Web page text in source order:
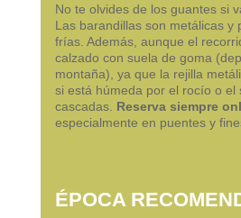
No te olvides de los guantes si
Las barandillas son metálicas y
frías. Además, aunque el
calzado con suela de goma
montaña), ya que la rejilla
si está húmeda por el rocío o el
cascadas. Reserva siempre
especialmente en puentes y
ÉPOCA